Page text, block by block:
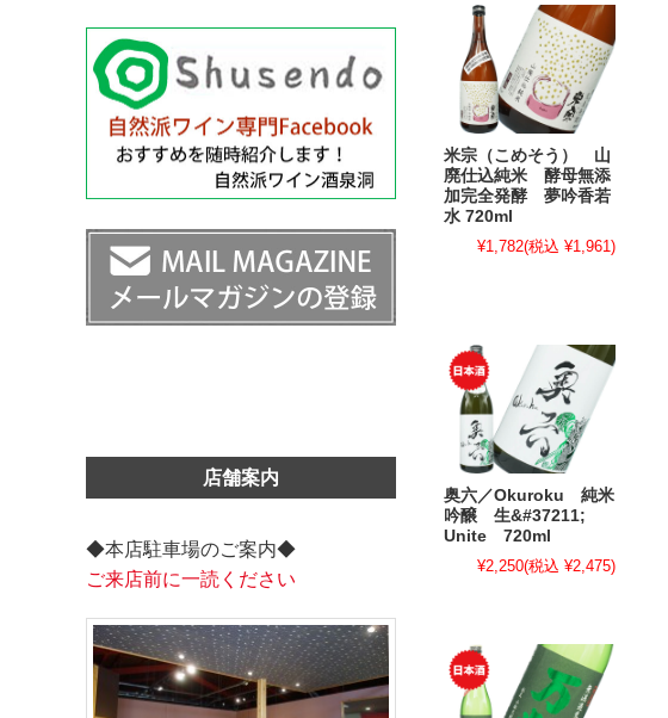
米宗（こめそう） 山
廃仕込純米 酵母無添
加完全発酵 夢吟香若
水 720ml
¥1,782(税込 ¥1,961)
奥六／Okuroku 純米
吟醸 生&#37211;
Unite 720ml
¥2,250(税込 ¥2,475)
店舗案内
◆本店駐車場のご案内◆
ご来店前に一読ください